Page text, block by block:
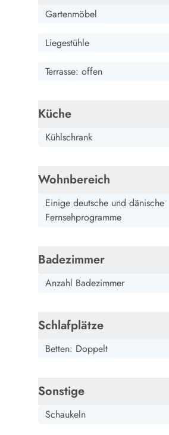
Kunsthandwerk und Galerien
Einkaufen und Shopping
Heiraten in Dänemark
Esmark Bjerregard Esmark Sondervig
Kontakt & Öffnungszeiten
Qualität seit 1965
Newsletter
Mietbedingungen
Gartenmöbel
Liegestühle
Terrasse: offen
Küche
Kühlschrank
Wohnbereich
Einige deutsche und dänische
Fernsehprogramme
Badezimmer
Anzahl Badezimmer
Schlafplätze
Betten: Doppelt
Sonstige
Schaukeln